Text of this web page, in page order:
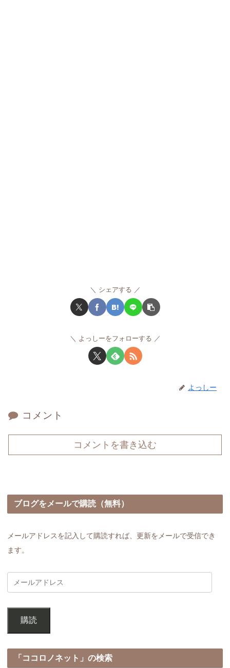
シェアする
よっしーをフォローする
よっしー
コメント
コメントを書き込む
ブログをメールで購読（無料）
メールアドレスを記入して購読すれば、更新をメールで受信でき
ます。
購読
「ココロノネット」の検索